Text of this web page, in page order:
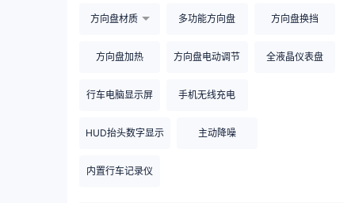
方向盘材质 多功能方向盘 方向盘换挡
方向盘加热 方向盘电动调节 全液晶仪表盘
行车电脑显示屏 手机无线充电
HUD抬头数字显示 主动降噪
内置行车记录仪